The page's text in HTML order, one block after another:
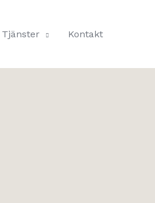
Tjänster Kontakt